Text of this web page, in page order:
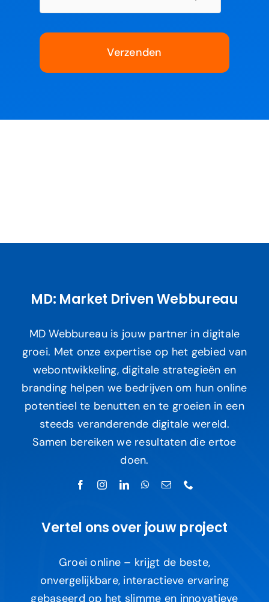
Verzenden
MD: Market Driven Webbureau
MD Webbureau is jouw partner in digitale
groei. Met onze expertise op het gebied van
webontwikkeling, digitale strategieën en
branding helpen we bedrijven om hun online
potentieel te benutten en te groeien in een
steeds veranderende digitale wereld.
Samen bereiken we resultaten die ertoe
doen.
Vertel ons over jouw project
Groei online – krijgt de beste,
onvergelijkbare, interactieve ervaring
gebaseerd op het slimme en innovatieve